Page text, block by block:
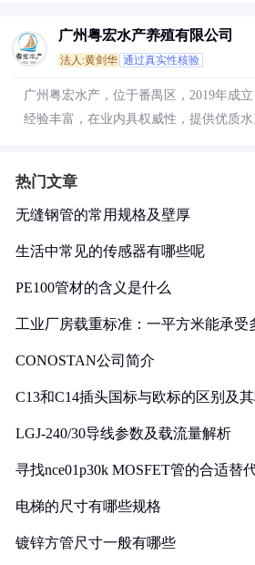
广州粤宏水产养殖有限公司
法人:黄剑华 通过真实性核验
广州粤宏水产，位于番禺区，2019年成
经验丰富，在业内具权威性，提供优质水
热门文章
无缝钢管的常用规格及壁厚
生活中常见的传感器有哪些呢
PE100管材的含义是什么
工业厂房载重标准：一平方米能承受
CONOSTAN公司简介
C13和C14插头国标与欧标的区别及
LGJ-240/30导线参数及载流量解析
寻找nce01p30k MOSFET管的合适替
电梯的尺寸有哪些规格
镀锌方管尺寸一般有哪些